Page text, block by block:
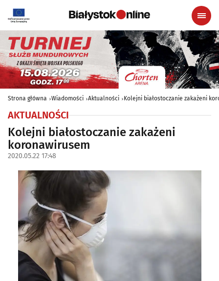
Strona główna Wiadomości Aktualności Kolejni białostoczanie zakażeni
AKTUALNOŚCI
Kolejni białostoczanie zakażeni
koronawirusem
2020.05.22 17:48